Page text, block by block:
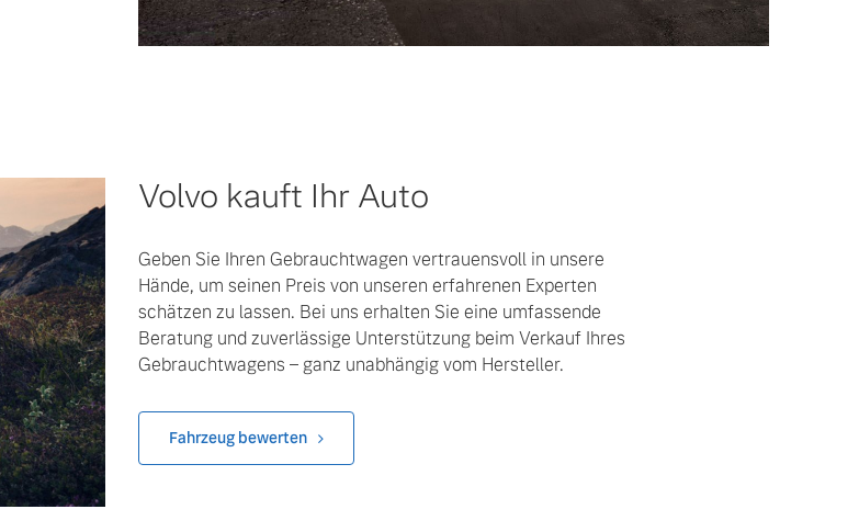
Volvo kauft Ihr Auto
Geben Sie Ihren Gebrauchtwagen vertrauensvoll in unsere
Hände, um seinen Preis von unseren erfahrenen Experten
schätzen zu lassen. Bei uns erhalten Sie eine umfassende
Beratung und zuverlässige Unterstützung beim Verkauf Ihres
Gebrauchtwagens – ganz unabhängig vom Hersteller.
Fahrzeug bewerten